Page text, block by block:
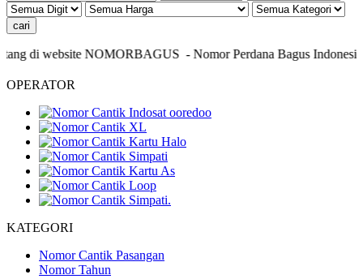
di website NOMORBAGUS - Nomor Perdana BagusIndonesia-
OPERATOR
KATEGORI
Nomor Cantik Pasangan
Nomor Tahun